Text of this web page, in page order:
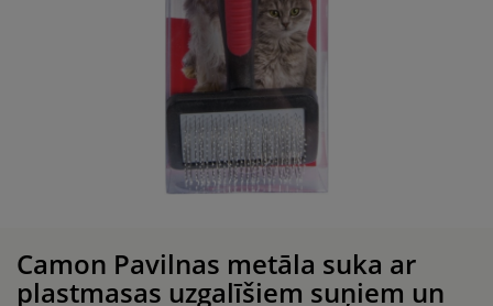
Camon Pavilnas metāla suka ar
plastmasas uzgalīšiem suņiem un